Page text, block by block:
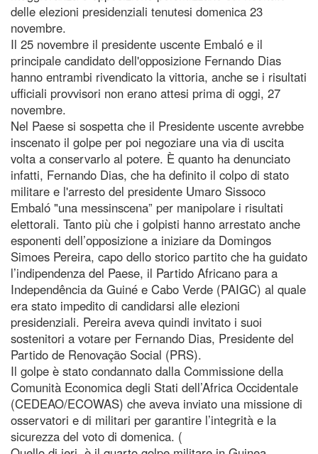
delle elezioni presidenziali tenutesi domenica 23
novembre.
Il 25 novembre il presidente uscente Embaló e il
principale candidato dell'opposizione Fernando Dias
hanno entrambi rivendicato la vittoria, anche se i risultati
ufficiali provvisori non erano attesi prima di oggi, 27
novembre.
Nel Paese si sospetta che il Presidente uscente avrebbe
inscenato il golpe per poi negoziare una via di uscita
volta a conservarlo al potere. È quanto ha denunciato
infatti, Fernando Dias, che ha definito il colpo di stato
militare e l'arresto del presidente Umaro Sissoco
Embaló "una messinscena” per manipolare i risultati
elettorali. Tanto più che i golpisti hanno arrestato anche
esponenti dell’opposizione a iniziare da Domingos
Simoes Pereira, capo dello storico partito che ha guidato
l’indipendenza del Paese, il Partido Africano para a
Independência da Guiné e Cabo Verde (PAIGC) al quale
era stato impedito di candidarsi alle elezioni
presidenziali. Pereira aveva quindi invitato i suoi
sostenitori a votare per Fernando Dias, Presidente del
Partido de Renovação Social (PRS).
Il golpe è stato condannato dalla Commissione della
Comunità Economica degli Stati dell’Africa Occidentale
(CEDEAO/ECOWAS) che aveva inviato una missione di
osservatori e di militari per garantire l’integrità e la
sicurezza del voto di domenica. (